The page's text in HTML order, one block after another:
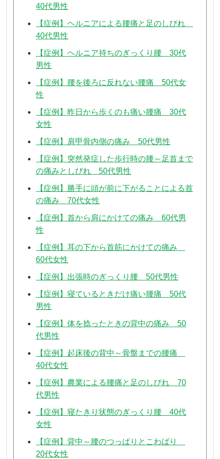
40代男性
【症例】ヘルニアによる腰痛と足のしびれ
40代男性
【症例】ヘルニア持ちのぎっくり腰 30代
男性
【症例】腰を後ろに反れない腰痛 50代女
性
【症例】昨日から歩くのも痛い腰痛 30代
女性
【症例】肩甲骨内側の痛み 50代男性
【症例】突然発症した歩行時の腰～足首まで
の痛みとしびれ 50代男性
【症例】勝手に頭が前に下がることによる首
の痛み 70代女性
【症例】首から肩にかけての痛み 60代男
性
【症例】耳の下から首筋にかけての痛み
60代女性
【症例】出張時のぎっくり腰 50代男性
【症例】寝ているときだけ痛い腰痛 50代
男性
【症例】体を捻ったときの背中の痛み 50
代男性
【症例】起床後の背中～骨盤までの腰痛
40代女性
【症例】農業による腰痛と足のしびれ 70
代男性
【症例】寝たきり状態のぎっくり腰 40代
女性
【症例】背中～腰のつっぱりとこわばり
20代女性